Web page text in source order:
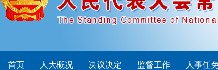
首页 人大概况 决议决定 监督工作 人事任